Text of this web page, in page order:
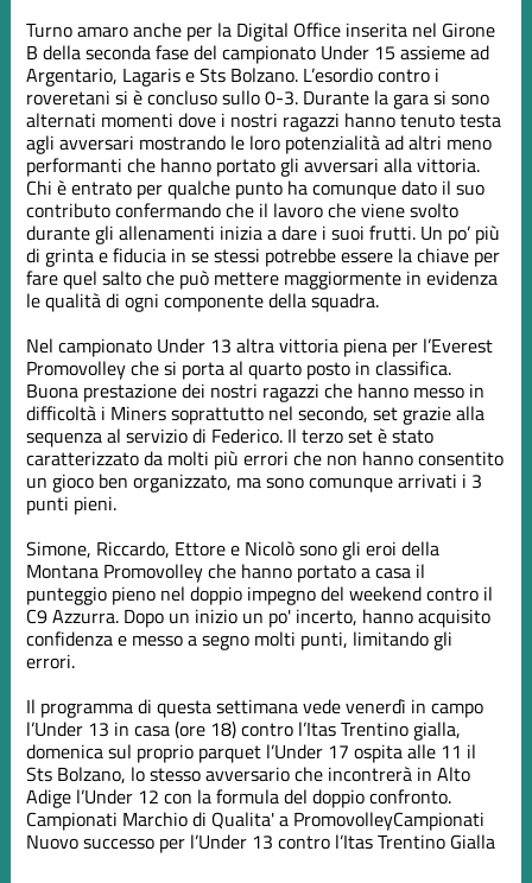
Turno amaro anche per la Digital Office inserita nel Girone
B della seconda fase del campionato Under 15 assieme ad
Argentario, Lagaris e Sts Bolzano. L’esordio contro i
roveretani si è concluso sullo 0-3. Durante la gara si sono
alternati momenti dove i nostri ragazzi hanno tenuto testa
agli avversari mostrando le loro potenzialità ad altri meno
performanti che hanno portato gli avversari alla vittoria.
Chi è entrato per qualche punto ha comunque dato il suo
contributo confermando che il lavoro che viene svolto
durante gli allenamenti inizia a dare i suoi frutti. Un po’ più
di grinta e fiducia in se stessi potrebbe essere la chiave per
fare quel salto che può mettere maggiormente in evidenza
le qualità di ogni componente della squadra.
Nel campionato Under 13 altra vittoria piena per l’Everest
Promovolley che si porta al quarto posto in classifica.
Buona prestazione dei nostri ragazzi che hanno messo in
difficoltà i Miners soprattutto nel secondo, set grazie alla
sequenza al servizio di Federico. Il terzo set è stato
caratterizzato da molti più errori che non hanno consentito
un gioco ben organizzato, ma sono comunque arrivati i 3
punti pieni.
Simone, Riccardo, Ettore e Nicolò sono gli eroi della
Montana Promovolley che hanno portato a casa il
punteggio pieno nel doppio impegno del weekend contro il
C9 Azzurra. Dopo un inizio un po' incerto, hanno acquisito
confidenza e messo a segno molti punti, limitando gli
errori.
Il programma di questa settimana vede venerdì in campo
l’Under 13 in casa (ore 18) contro l’Itas Trentino gialla,
domenica sul proprio parquet l’Under 17 ospita alle 11 il
Sts Bolzano, lo stesso avversario che incontrerà in Alto
Adige l’Under 12 con la formula del doppio confronto.
Campionati Marchio di Qualita' a PromovolleyCampionati
Nuovo successo per l’Under 13 contro l’Itas Trentino Gialla